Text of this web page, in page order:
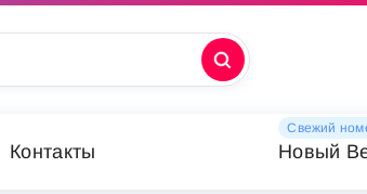
Контакты
Свежий
Новый